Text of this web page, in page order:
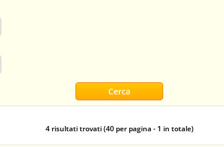
4 risultati trovati (40 per pagina - 1 in totale)